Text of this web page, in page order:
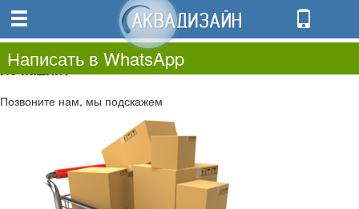
0.00
0
Не нашли?
Позвоните нам, мы подскажем
Написать в WhatsApp